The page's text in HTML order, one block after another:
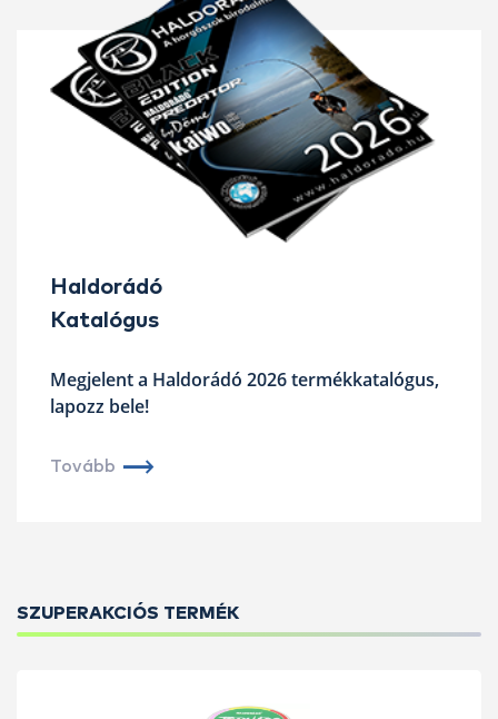
Haldorádó
Katalógus
Megjelent a Haldorádó 2026 termékkatalógus,
lapozz bele!
Tovább
SZUPERAKCIÓS TERMÉK